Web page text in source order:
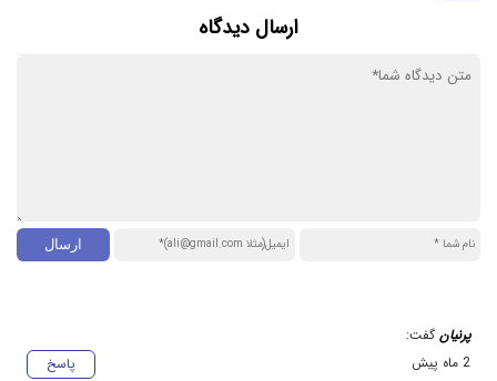
ارسال دیدگاه
پرنیان گفت:
پاسخ
2 ماه پیش